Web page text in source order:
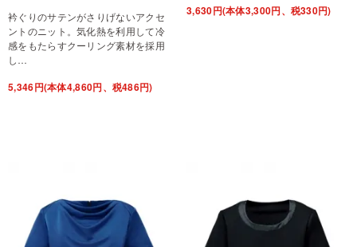
衿ぐりのサテンがさりげないアクセ
ントのニット。気化熱を利用して冷
感をもたらすクーリング素材を採用
し…
5,346円(本体4,860円、税486円)
3,630円(本体3,300円、税330円)